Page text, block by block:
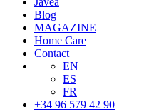
Blog
MAGAZINE
Home Care
Contact
EN
ES
FR
+34 96 579 42 90